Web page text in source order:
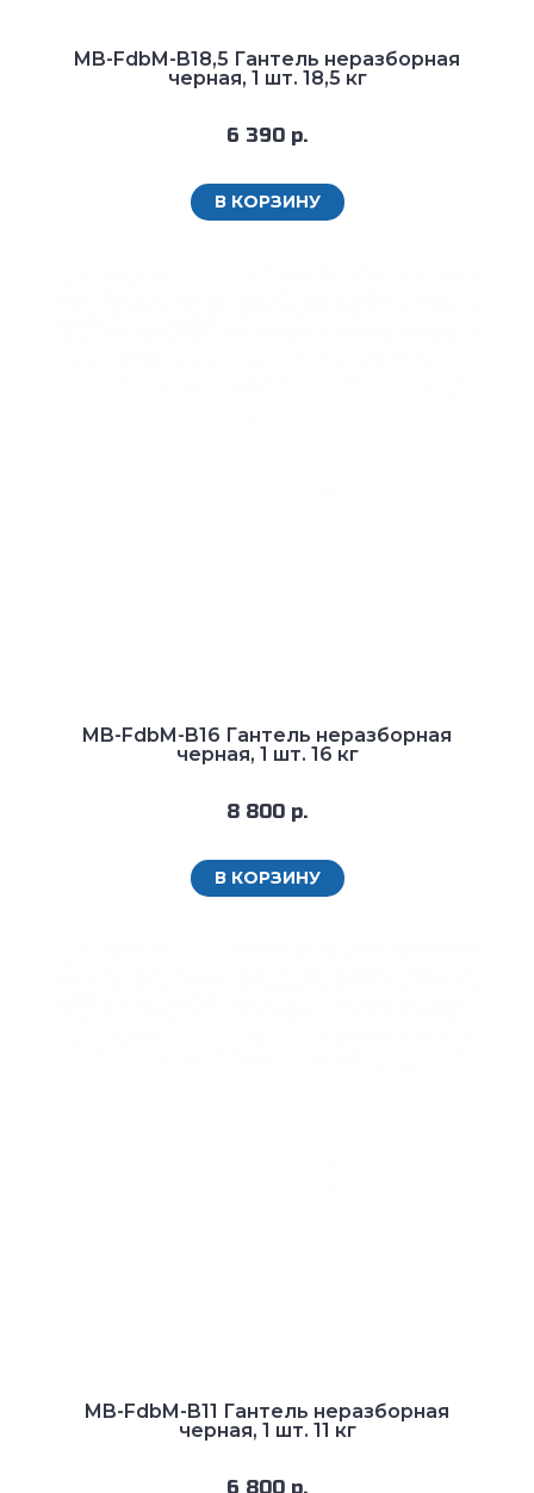
MB-FdbM-B18,5 Гантель неразборная
черная, 1 шт. 18,5 кг
6 390 р.
В КОРЗИНУ
MB-FdbM-B16 Гантель неразборная
черная, 1 шт. 16 кг
8 800 р.
В КОРЗИНУ
MB-FdbM-B11 Гантель неразборная
черная, 1 шт. 11 кг
6 800 р.